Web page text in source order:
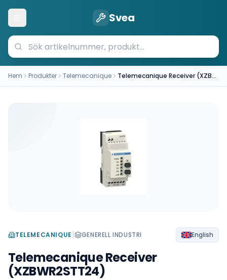
Öppna meny Svea
Hem Produkter Telemecanique Telemecanique Receiver (XZBWR2STT24)
TELEMECANIQUE | GENERELL INDUSTRI English
Telemecanique Receiver
(XZBWR2STT24)